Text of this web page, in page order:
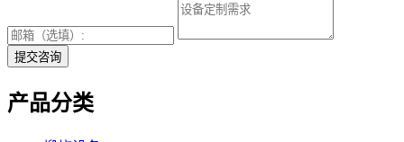
提交咨询
产品分类